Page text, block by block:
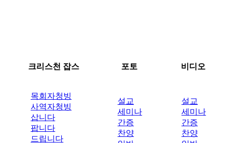
크리스천 잡스 포토 비디오
목회자청빙
사역자청빙
삽니다
팝니다
드립니다
설교
세미나
간증
찬양
설교
세미나
간증
찬양